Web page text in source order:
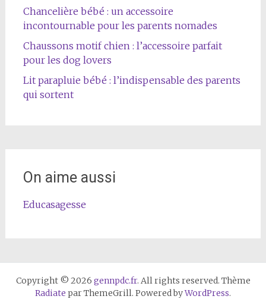
Chancelière bébé : un accessoire
incontournable pour les parents nomades
Chaussons motif chien : l’accessoire parfait
pour les dog lovers
Lit parapluie bébé : l’indispensable des parents
qui sortent
On aime aussi
Educasagesse
Copyright © 2026 gennpdc.fr. All rights reserved. Thème
Radiate par ThemeGrill. Powered byWordPress.